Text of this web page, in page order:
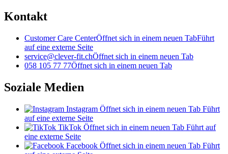
Kontakt
Customer Care CenterÖffnet sich in einem neuen TabFührt
auf eine externe Seite
service@clever-fit.chÖffnet sich in einem neuen Tab
058 105 77 77Öffnet sich in einem neuen Tab
Soziale Medien
Instagram Öffnet sich in einem neuen Tab Führt
auf eine externe Seite
TikTok Öffnet sich in einem neuen Tab Führt auf
eine externe Seite
Facebook Öffnet sich in einem neuen Tab Führt